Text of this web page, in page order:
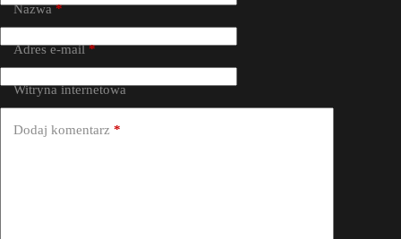
Nazwa*
Adres e-mail*
Witryna internetowa
Dodaj komentarz *